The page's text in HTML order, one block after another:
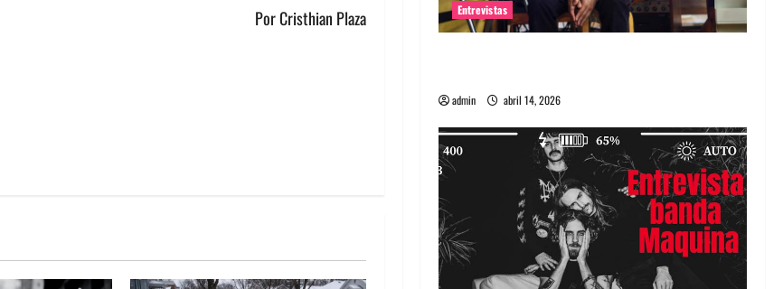
Por Cristhian Plaza Entrevistas
admin abril 14, 2026